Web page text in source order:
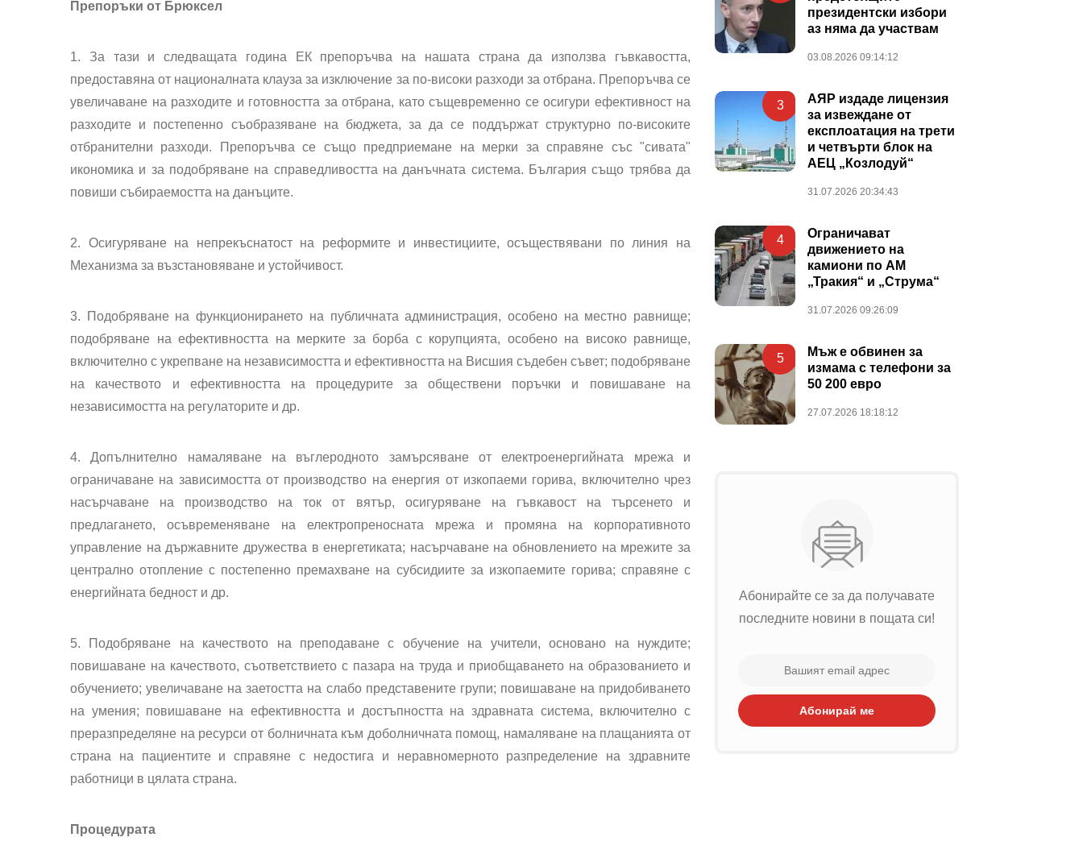
Препоръки от Брюксел
1. За тази и следващата година ЕК препоръчва на нашата страна да използва гъвкавостта,
предоставяна от националната клауза за изключение за по-високи разходи за отбрана. Препоръчва се
увеличаване на разходите и готовността за отбрана, като същевременно се осигури ефективност на
разходите и постепенно съобразяване на бюджета, за да се поддържат структурно по-високите
отбранителни разходи. Препоръчва се също предприемане на мерки за справяне със "сивата"
икономика и за подобряване на справедливостта на данъчната система. България също трябва да
повиши събираемостта на данъците.
2. Осигуряване на непрекъснатост на реформите и инвестициите, осъществявани по линия на
Механизма за възстановяване и устойчивост.
3. Подобряване на функционирането на публичната администрация, особено на местно равнище;
подобряване на ефективността на мерките за борба с корупцията, особено на високо равнище,
включително с укрепване на независимостта и ефективността на Висшия съдебен съвет; подобряване
на качеството и ефективността на процедурите за обществени поръчки и повишаване на
независимостта на регулаторите и др.
4. Допълнително намаляване на въглеродното замърсяване от електроенергийната мрежа и
ограничаване на зависимостта от производство на енергия от изкопаеми горива, включително чрез
насърчаване на производство на ток от вятър, осигуряване на гъвкавост на търсенето и
предлагането, осъвременяване на електропреносната мрежа и промяна на корпоративното
управление на държавните дружества в енергетиката; насърчаване на обновлението на мрежите за
централно отопление с постепенно премахване на субсидиите за изкопаемите горива; справяне с
енергийната бедност и др.
5. Подобряване на качеството на преподаване с обучение на учители, основано на нуждите;
повишаване на качеството, съответствието с пазара на труда и приобщаването на образованието и
обучението; увеличаване на заетостта на слабо представените групи; повишаване на придобиването
на умения; повишаване на ефективността и достъпността на здравната система, включително с
преразпределяне на ресурси от болничната към доболничната помощ, намаляване на плащанията от
страна на пациентите и справяне с недостига и неравномерното разпределение на здравните
работници в цялата страна.
Процедурата
президентски избори
аз няма да участвам
03.08.2026 09:14:12
3
АЯР издаде лицензия
за извеждане от
експлоатация на трети
и четвърти блок на
АЕЦ „Козлодуй“
31.07.2026 20:34:43
4
Ограничават
движението на
камиони по АМ
„Тракия“ и „Струма“
31.07.2026 09:26:09
5
Мъж е обвинен за
измама с телефони за
50 200 евро
27.07.2026 18:18:12
Абонирайте се за да получавате
последните новини в пощата си!
Абонирай ме